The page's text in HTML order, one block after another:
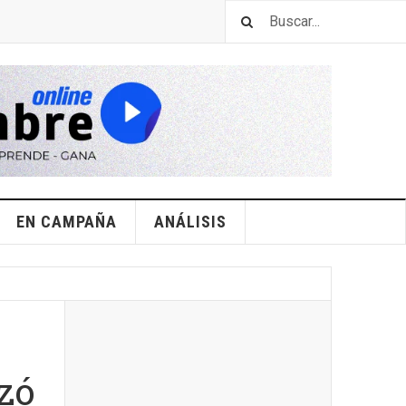
EN CAMPAÑA ANÁLISIS